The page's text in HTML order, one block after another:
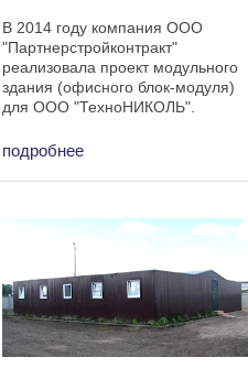
В 2014 году компания ООО
"Партнерстройконтракт"
реализовала проект модульного
здания (офисного блок-модуля)
для ООО "ТехноНИКОЛЬ".
12х6х2,6 м. Модульное здание
размещения сотрудников ...
подробнее